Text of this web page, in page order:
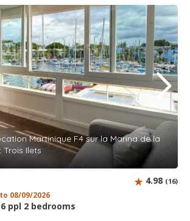
Martinique F4 sur la Marina de la
Ilets
08/09/2026
ppl 2 bedrooms
4.98 (16)